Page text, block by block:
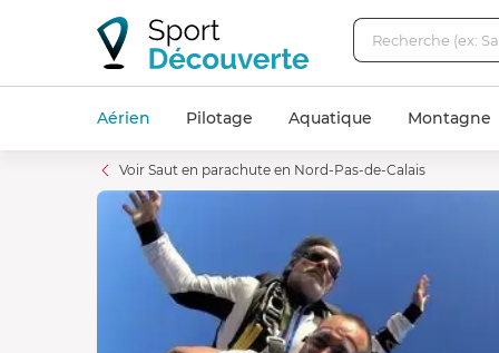
Aérien Pilotage Aquatique Montagne
Voir Saut en parachute en Nord-Pas-de-Calais